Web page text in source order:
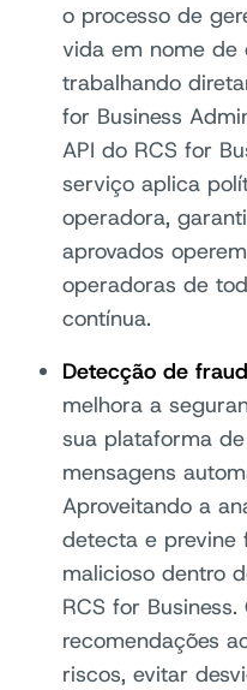
o processo de
vida em nome de
trabalhando
for Business
API do RCS for
serviço aplica
operadora,
aprovados
operadoras de
contínua.
Detecção de
melhora a
sua plataforma
mensagens
Aproveitando a
detecta e previne
malicioso dentro
RCS for
recomendações
riscos, evitar